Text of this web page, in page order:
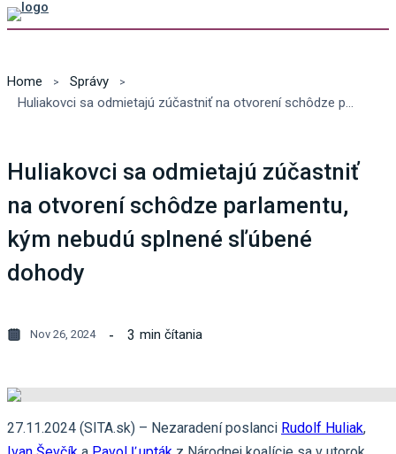
Home
Správy
Huliakovci sa odmietajú zúčastniť na otvorení schôdze parlamentu, kým nebudú splnené sľúbené dohody
Huliakovci sa odmietajú zúčastniť
na otvorení schôdze parlamentu,
kým nebudú splnené sľúbené
dohody
Nov 26, 2024 3 min čítania
27.11.2024 (SITA.sk) – Nezaradení poslanci Rudolf Huliak,